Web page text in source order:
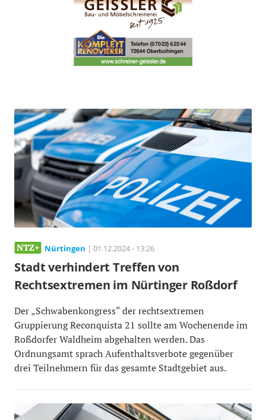
Nürtingen | 01.12.2024 - 13:26
Stadt verhindert Treffen von
Rechtsextremen im Nürtinger Roßdorf
Der „Schwabenkongress“ der rechtsextremen
Gruppierung Reconquista 21 sollte am Wochenende im
Roßdorfer Waldheim abgehalten werden. Das
Ordnungsamt sprach Aufenthaltsverbote gegenüber
drei Teilnehmern für das gesamte Stadtgebiet aus.